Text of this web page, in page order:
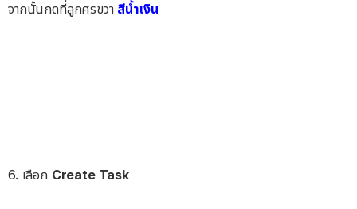
จากนั้นกดที่ลูกศรขวา สีน้ำเงิน
6. เลือก Create Task